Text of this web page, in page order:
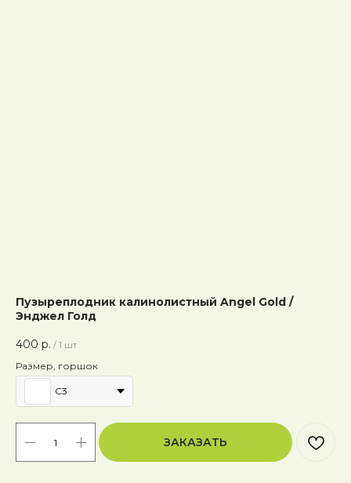
Пузыреплодник калинолистный Angel Gold /
Энджел Голд
400 р. / 1 шт
Размер, горшок
C3
ЗАКАЗАТЬ